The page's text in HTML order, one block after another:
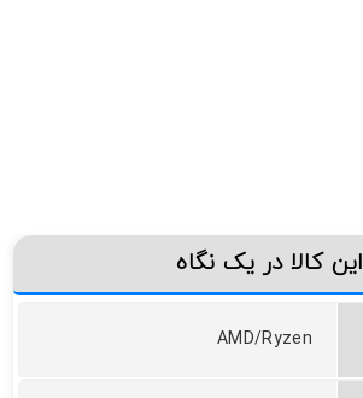
این کالا در یک نگاه
AMD/Ryzen